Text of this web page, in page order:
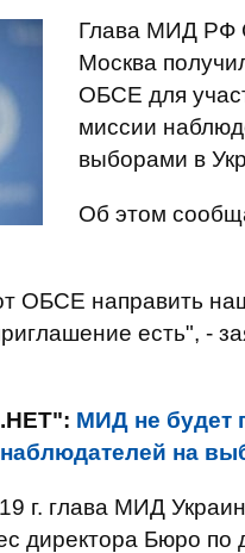
Глава МИД РФ
Москва
ОБСЕ для
миссии
выборами в
Об этом
ОБСЕ направить
есть", -
МИД не будет
на
г. глава МИД
директора Бюро по